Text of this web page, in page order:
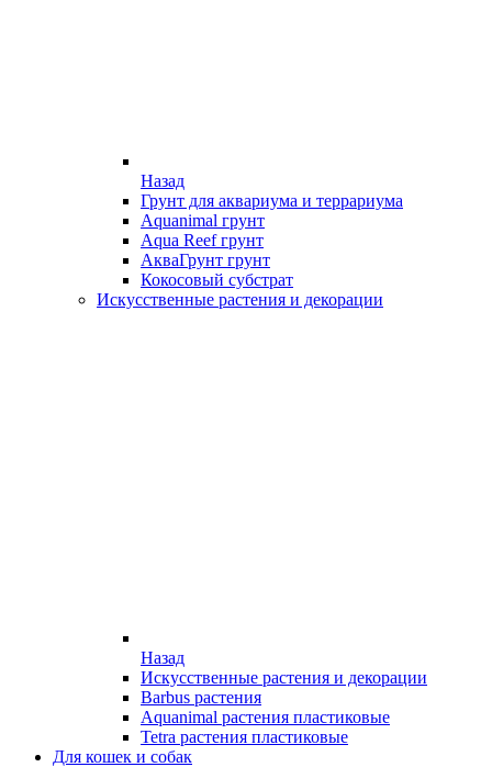
Назад
Грунт для аквариума и террариума
Aquanimal грунт
Aqua Reef грунт
АкваГрунт грунт
Кокосовый субстрат
Искусственные растения и декорации
Назад
Искусственные растения и декорации
Barbus растения
Aquanimal растения пластиковые
Tetra растения пластиковые
Для кошек и собак